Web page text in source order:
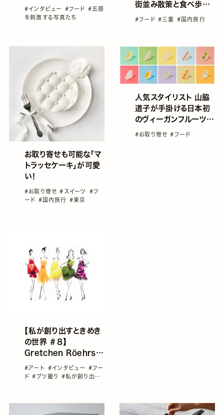
#インタビュー #フード #五感
を刺激する写真たち
街並み散策と食べ歩き
グルメ
#フード #三重 #国内旅行
お取り寄せも可能な「マ
トラッセケーキ」が可愛
い！
#お取り寄せ#スイーツ #フ
ード #国内旅行 #東京
人気スタイリスト 山脇
道子が手掛ける日本初
のヴィーガンフルーツサ
ンド店「fruits and
#お取り寄せ#フード
【私が創り出すときめき
の世界 ＃８】
Gretchen Röehrsさ
んのエディブルアート
#アート #インタビュー #フー
ド#ブツ撮り #私が創り出す